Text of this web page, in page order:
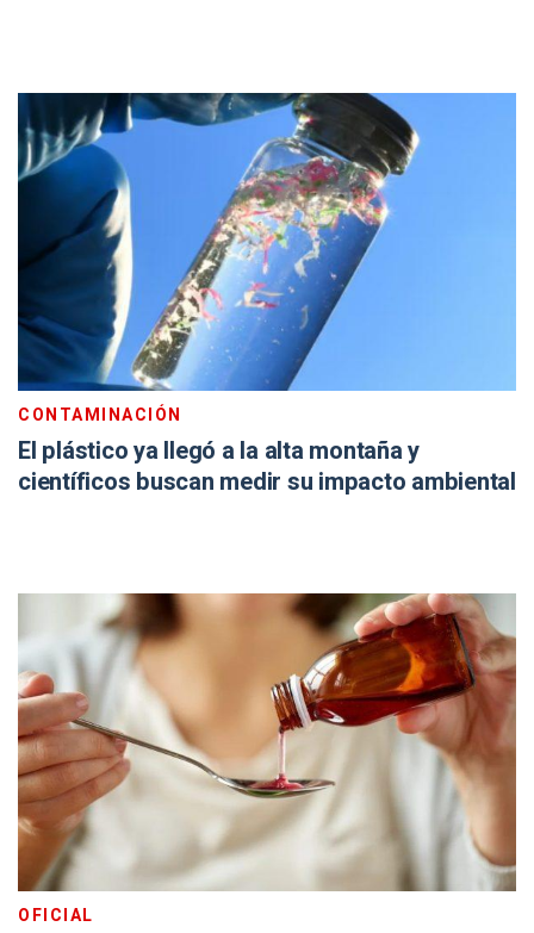
CONTAMINACIÓN
El plástico ya llegó a la alta montaña y
científicos buscan medir su impacto ambiental
OFICIAL